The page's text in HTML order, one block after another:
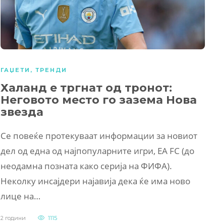
ГАЏЕТИ , ТРЕНДИ
Халанд е тргнат од тронот:
Неговото место го зазема Нова
звезда
Се повеќе протекуваат информации за новиот
дел од една од најпопуларните игри, EA FC (до
неодамна позната како серија на ФИФА).
Неколку инсајдери најавија дека ќе има ново
лице на…
2 години 1115